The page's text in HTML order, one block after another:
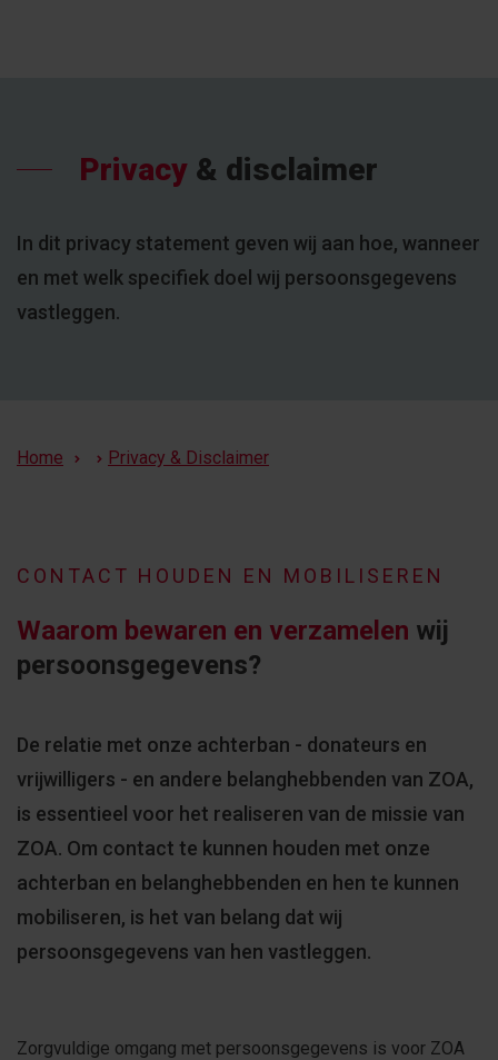
Privacy & disclaimer
In dit privacy statement geven wij aan hoe, wanneer
en met welk specifiek doel wij persoonsgegevens
vastleggen.
Breadcrumb
Home Privacy & Disclaimer
CONTACT HOUDEN EN MOBILISEREN
Waarom bewaren en verzamelen wij
persoonsgegevens?
De relatie met onze achterban - donateurs en
vrijwilligers - en andere belanghebbenden van ZOA,
is essentieel voor het realiseren van de missie van
ZOA. Om contact te kunnen houden met onze
achterban en belanghebbenden en hen te kunnen
mobiliseren, is het van belang dat wij
persoonsgegevens van hen vastleggen.
Zorgvuldige omgang met persoonsgegevens is voor ZOA